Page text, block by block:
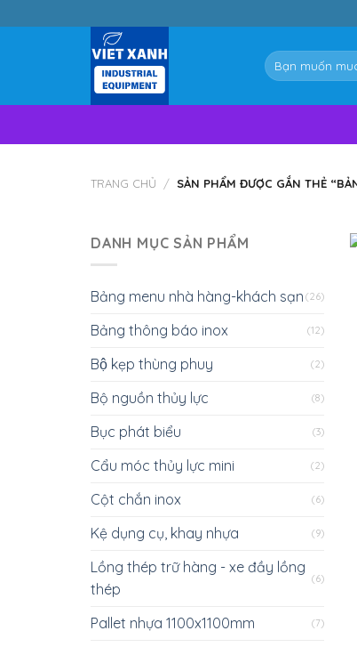
to
Tìm
kiếm:
TRANG CHỦ / SẢN PHẨM ĐƯỢC GẮN THẺ
DANH MỤC SẢN PHẨM
Bảng menu nhà hàng-khách sạn (26)
Bảng thông báo inox (12)
Bộ kẹp thùng phuy (2)
Bộ nguồn thủy lực (8)
Bục phát biểu (3)
Cẩu móc thủy lực mini (2)
Cột chắn inox (6)
Kệ dụng cụ, khay nhựa (9)
Lồng thép trữ hàng - xe đầy lồng
thép
(6)
Pallet nhựa 1100x1100mm (7)